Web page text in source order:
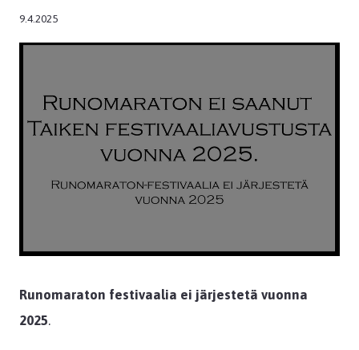
9.4.2025
Runomaraton festivaalia ei järjestetä vuonna
2025.